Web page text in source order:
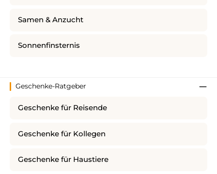
Samen & Anzucht
Sonnenfinsternis
Geschenke-Ratgeber
Geschenke für Reisende
Geschenke für Kollegen
Geschenke für Haustiere